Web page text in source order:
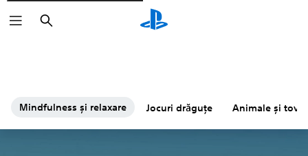
Mindfulness și relaxare Jocuri drăguțe Animale și